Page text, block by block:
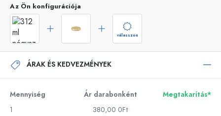
Az Ön konfigurációja
válasszon
ÁRAK ÉS KEDVEZMÉNYEK
Mennyiség Ár darabonként
Megtakarítás*
1
380,00 0Ft